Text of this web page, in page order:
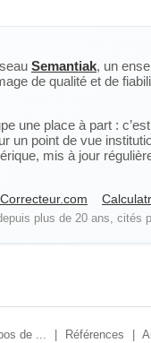
Semantiak, un
de qualité et de
une place à part :
un point de vue
mis à jour
Correcteur.com
plus de 20 ans,
de ... Références